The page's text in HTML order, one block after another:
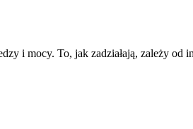
i mocy. To, jak zadziałają, zależy